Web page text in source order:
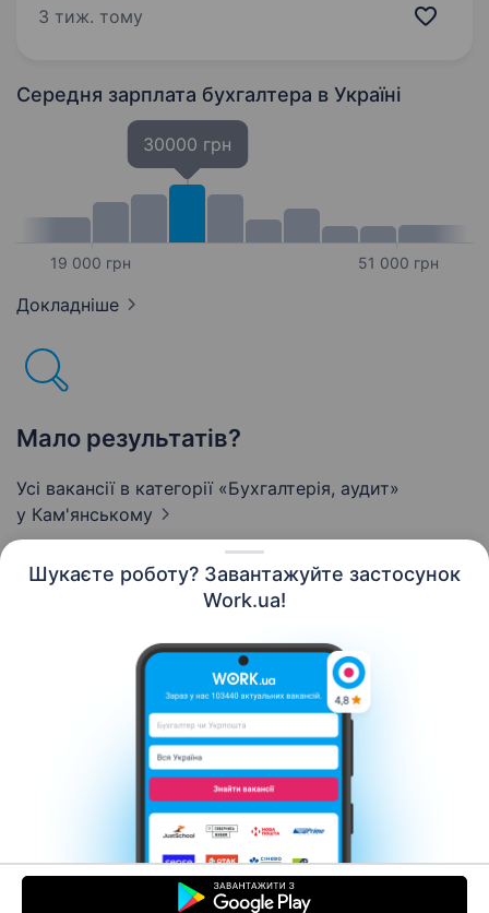
Шукаєте роботу? Завантажуйте застосунок
Work.ua!
фінансової та бухгалтерської звітності; робота
3 тиж. тому
Середня зарплата бухгалтера в Україні
19 000 грн
30000 грн
51 000 грн
Докладніше
Мало результатів?
Усі вакансії в категорії «Бухгалтерія, аудит»
у Кам'янському
Контакти Про нас
Кар’єра
Допомога Умови використання